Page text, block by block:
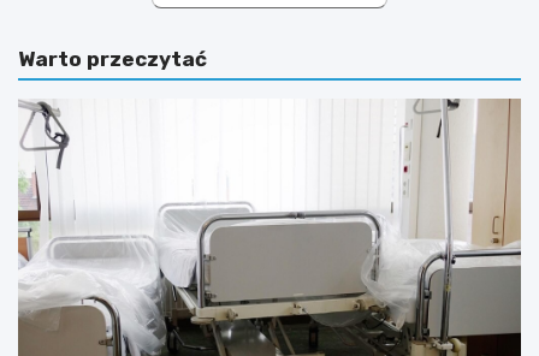
Warto przeczytać